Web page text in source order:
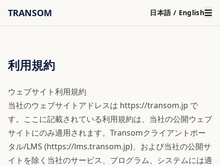
TRANSOM 日本語 / English☰
利用規約
ウェブサイト利用規約
当社のウェブサイトアドレスは https://transom.jp で
す。ここに記載されている利用規約は、当社の公開ウェブ
サイトにのみ適用されます。Transomクライアントポー
タル/LMS (https://lms.transom.jp)、および当社の公開サ
イトを除く当社のサービス、プログラム、システムには適